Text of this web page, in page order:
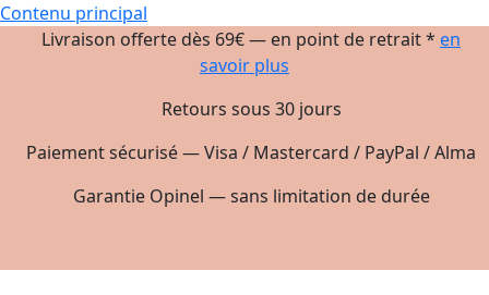
Contenu principal
Livraison offerte dès 69€ — en point de retrait * en
savoir plus
Retours sous 30 jours
Paiement sécurisé — Visa / Mastercard / PayPal / Alma
Garantie Opinel — sans limitation de durée